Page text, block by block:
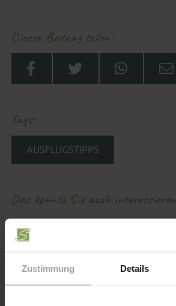
Zustimmung Details
Diesen Beitrag teilen
Tags
AUSFLUGSTIPPS
Das könnte Sie auch interessieren